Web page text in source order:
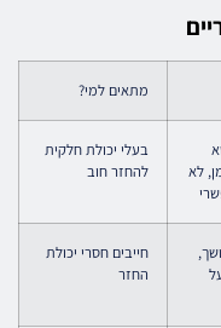
מתאים למי?
לא
בעלי יכולת חלקית
להחזר חוב
חייבים חסרי יכולת
החזר